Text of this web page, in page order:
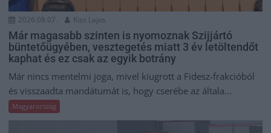
2026.08.07. Kiss Lajos
Már magasabb szinten is nyomoznak Szijjártó
büntetőügyében, vesztegetés miatt 3 év letöltendőt
kaphat és ez csak az egyik botrány
Már nincs mentelmi joga, mivel kiugrott a Fidesz-frakcióból
és visszaadta mandátumát is, hogy cserébe az általa...
Magyarország